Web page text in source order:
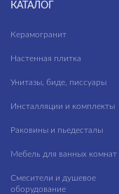
КАТАЛОГ
Керамогранит
Настенная плитка
Унитазы, биде, писсуары
Инсталляции и комплекты
Раковины и пьедесталы
Мебель для ванных комнат
Смесители и душевое
оборудование